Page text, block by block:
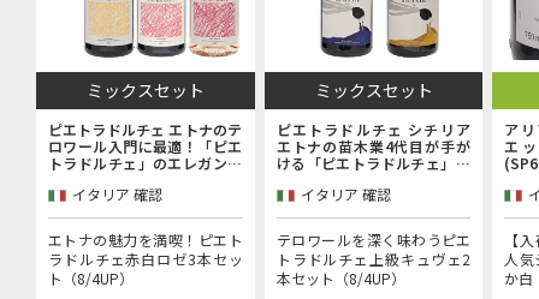
ミックスセット
ピエトラドルチェ エトナのテ
ロワール入門に最適！「ピエ
トラドルチェ」のエレガンス
ェ赤白ロゼ3本セット
イタリア 確認
エトナの魅力を満喫！ピエト
ラドルチェ赤白ロゼ3本セッ
ト（8/4UP）
ミックスセット
ピエトラドルチェ シチリア
エトナの苗木業4代目が手が
ける「ピエトラドルチェ」上
イタリア 確認
テロワールを深く味わうピエ
トラドルチェ上級キュヴェ2
本セット（8/4UP）
ア
エ
【
人気
か白